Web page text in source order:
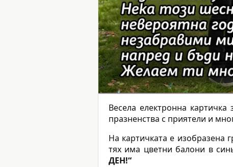
Весела електронна картичка
празненства с приятели и
На картичката е изобразена
тях има цветни балони в
ДЕН!“